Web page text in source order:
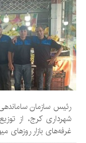
رئیس سازمان
شهرداری کرج، از
غرفه‌های بازار روزهای